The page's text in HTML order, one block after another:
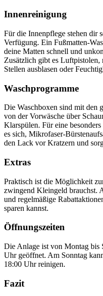
Innenreinigung
Für die Innenpflege stehen dir
Verfügung. Ein Fußmatten-
deine Matten schnell und
Zusätzlich gibt es Luftpistolen,
Stellen ausblasen oder
Waschprogramme
Die Waschboxen sind mit den
von der Vorwäsche über
Klarspülen. Für eine
es sich, Mikrofaser-
den Lack vor Kratzern und
Extras
Praktisch ist die Möglichkeit
zwingend Kleingeld brauchst.
und regelmäßige
sparen kannst.
Öffnungszeiten
Die Anlage ist von Montag bis
Uhr geöffnet. Am Sonntag
18:00 Uhr reinigen.
Fazit